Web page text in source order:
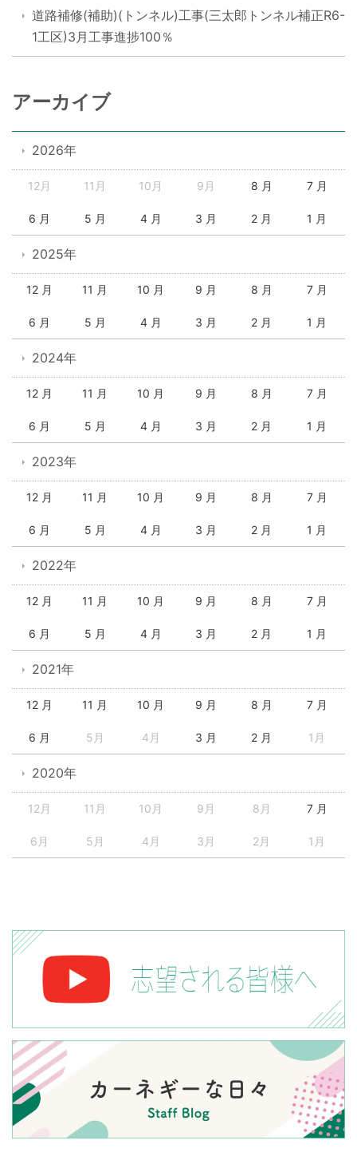
道路補修(補助)(トンネル)工事(三太郎トンネル補正R6-
1工区)3月工事進捗100％
アーカイブ
2026年
12月 11月 10月 9月 8 月 7 月
6 月 5 月 4 月 3 月 2 月 1 月
2025年
12 月 11 月 10 月 9 月 8 月 7 月
6 月 5 月 4 月 3 月 2 月 1 月
2024年
12 月 11 月 10 月 9 月 8 月 7 月
6 月 5 月 4 月 3 月 2 月 1 月
2023年
12 月 11 月 10 月 9 月 8 月 7 月
6 月 5 月 4 月 3 月 2 月 1 月
2022年
12 月 11 月 10 月 9 月 8 月 7 月
6 月 5 月 4 月 3 月 2 月 1 月
2021年
12 月 11 月 10 月 9 月 8 月 7 月
6 月 5月 4月 3 月 2 月 1月
2020年
12月 11月 10月 9月 8月 7 月
6月 5月 4月 3月 2月 1月